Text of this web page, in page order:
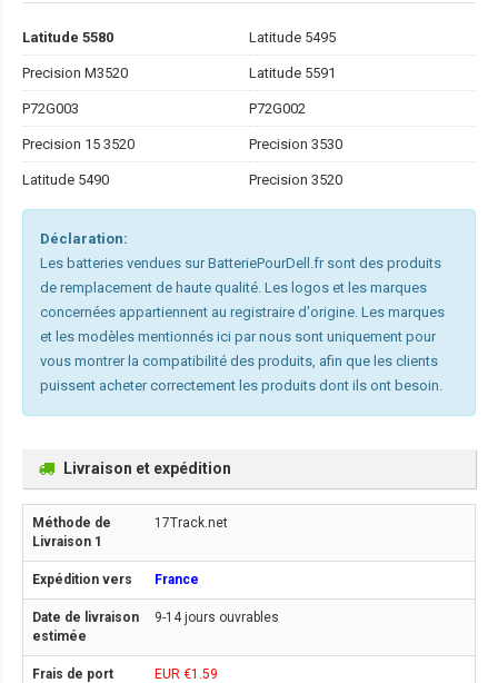
Latitude 5580 Latitude 5495
Precision M3520 Latitude 5591
P72G003 P72G002
Precision 15 3520 Precision 3530
Latitude 5490 Precision 3520
Déclaration:
Les batteries vendues sur BatteriePourDell.fr sont des produits
de remplacement de haute qualité. Les logos et les marques
concernées appartiennent au registraire d'origine. Les marques
et les modèles mentionnés ici par nous sont uniquement pour
vous montrer la compatibilité des produits, afin que les clients
puissent acheter correctement les produits dont ils ont besoin.
Livraison et expédition
17Track.net
France
9-14 jours ouvrables
EUR €1.59